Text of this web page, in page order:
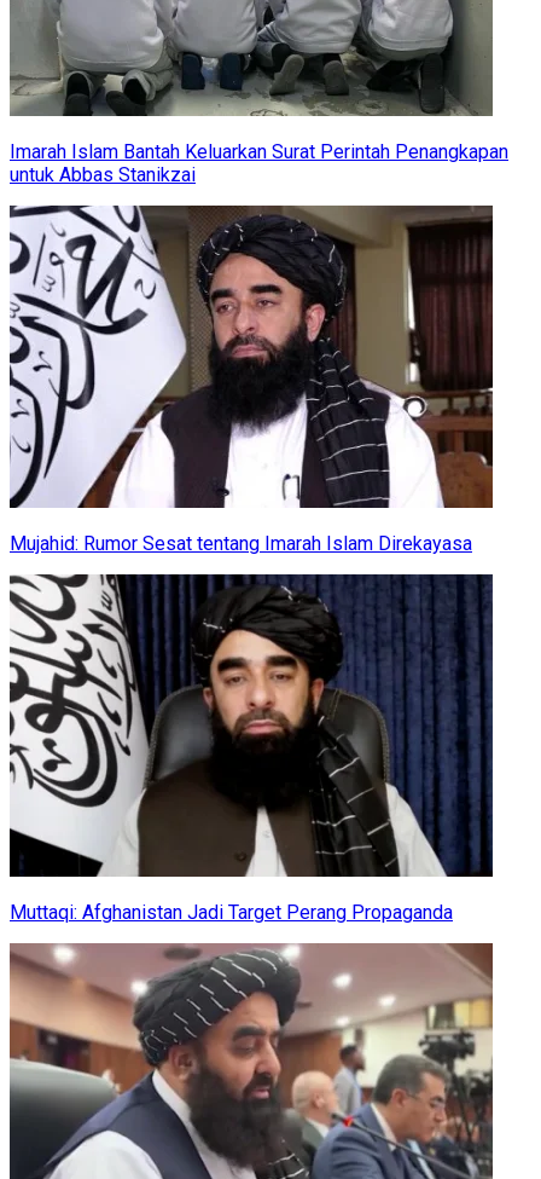
Imarah Islam Bantah Keluarkan Surat Perintah Penangkapan
untuk Abbas Stanikzai
Mujahid: Rumor Sesat tentang Imarah Islam Direkayasa
Muttaqi: Afghanistan Jadi Target Perang Propaganda